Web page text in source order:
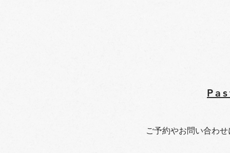
ご予約やお問い合わ